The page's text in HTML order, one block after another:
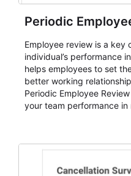
Periodic
Employee review is a key
individual’s performance
helps employees to set
better working
Periodic Employee
your team performance in